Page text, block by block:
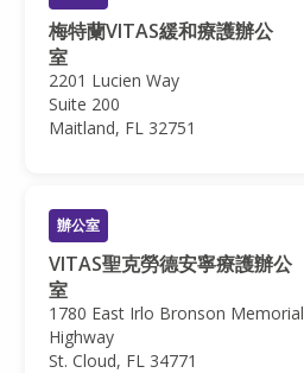
梅特蘭VITAS緩和療護辦公
室
2201 Lucien Way
Suite 200
Maitland, FL 32751
辦公室
VITAS聖克勞德安寧療護辦公
室
1780 East Irlo Bronson Memorial
Highway
St. Cloud, FL 34771